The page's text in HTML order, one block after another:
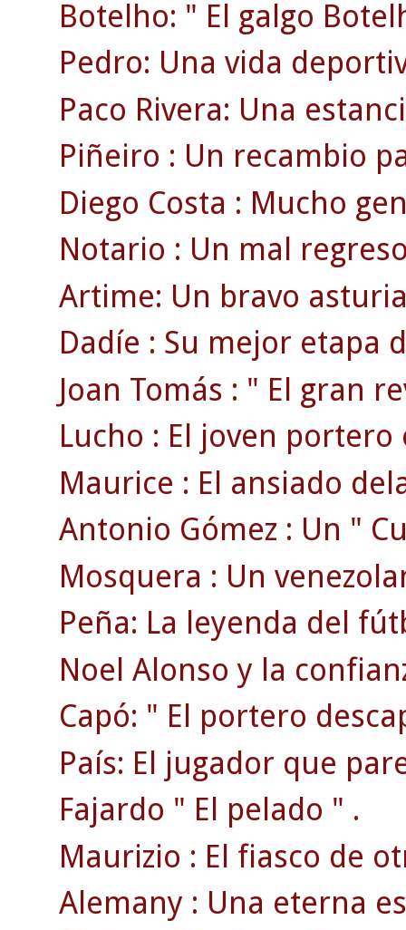
Botelho: " El galgo
Pedro: Una vida
Paco Rivera: Una
Piñeiro : Un recambio
Diego Costa : Mucho
Notario : Un mal
Artime: Un bravo
Dadíe : Su mejor etapa
Joan Tomás : " El gran
Lucho : El joven
Maurice : El ansiado
Antonio Gómez : Un "
Mosquera : Un
Peña: La leyenda del
Noel Alonso y la
Capó: " El portero
País: El jugador que
Fajardo " El pelado " .
Maurizio : El fiasco de
Alemany : Una eterna